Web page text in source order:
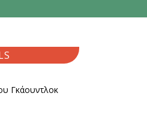
Γκάουντλοκ